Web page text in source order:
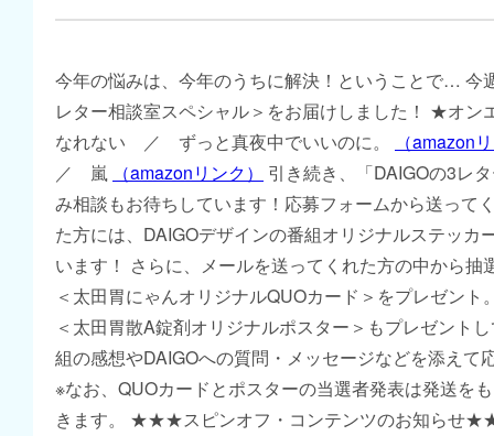
今年の悩みは、今年のうちに解決！ということで… 今
レター相談室スペシャル＞をお届けしました！ ★オ
なれない ／ ずっと真夜中でいいのに。
（amazon
／ 嵐
（amazonリンク）
引き続き、「DAIGOの3レ
み相談もお待ちしています！応募フォームから送って
た方には、DAIGOデザインの番組オリジナルステッカ
います！ さらに、メールを送ってくれた方の中から抽
＜太田胃にゃんオリジナルQUOカード＞をプレゼント
＜太田胃散A錠剤オリジナルポスター＞もプレゼント
組の感想やDAIGOへの質問・メッセージなどを添えて
※なお、QUOカードとポスターの当選者発表は発送を
きます。 ★★★スピンオフ・コンテンツのお知らせ